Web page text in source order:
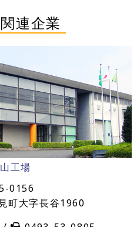
連企業
工場
0156
町大字長谷1960